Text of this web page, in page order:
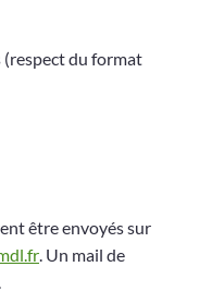
(respect du format
être envoyés sur
. Un mail de